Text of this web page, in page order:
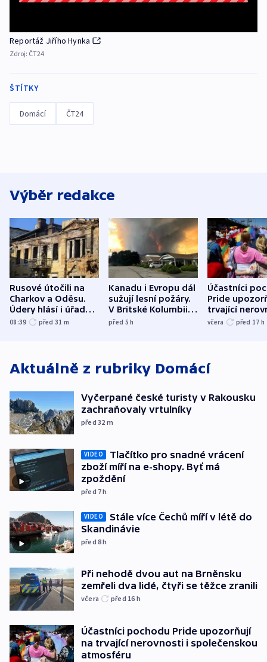
Reportáž Jiřího Hynka
Zdroj: ČT24
ŠTÍTKY
Domácí ČT24
Výběr redakce
Rusové útočili na
Charkov a Oděsu.
Údery hlásí i úřady v
Bělgorodu
08:39 před 31 m
Kanadu i Evropu dál
sužují lesní požáry.
V Britské Kolumbii
evakuovali tisíce lidí
před 5h
Účastníci
Pride
trvající
včera před 17 h
Aktuálně z rubriky Domácí
Vyčerpané české turisty v Rakousku
zachraňovaly vrtulníky
před 32 m
VIDEO
Tlačítko pro snadné vrácení
zboží míří na e-shopy. Byť má
zpoždění
před 7h
VIDEO
Stále více Čechů míří v létě do
Skandinávie
před 8h
Při nehodě dvou aut na Brněnsku
zemřeli dva lidé, čtyři se těžce zranili
včera před 16 h
Účastníci pochodu Pride upozorňují
na trvající nerovnosti i společenskou
atmosféru